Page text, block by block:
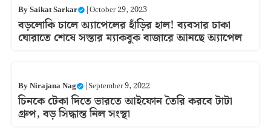
BySaikat Sarkar |October 29, 2023
বড়লোকি চালে অ্যাপেলের হাঁড়ির হাল! ব্যবসার চাকা
ঘোরাতে শেষে সস্তার ম্যাকবুক বাজারে আনছে অ্যাপেল
ByNirajana Nag |September 9, 2022
চিনকে টেকা দিতে ভারতে আইফোন তৈরি করবে টাটা
গ্রুপ, বড় সিদ্ধান্ত নিল সংস্থা